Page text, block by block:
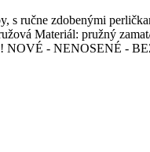
s ručne zdobenými
Materiál: pružný
NOVÉ - NENOSENÉ -